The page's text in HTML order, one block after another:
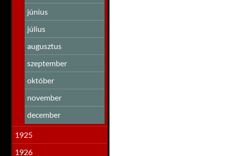
június
július
augusztus
szeptember
október
november
december
1925
1926